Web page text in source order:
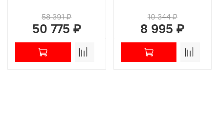
58 391 ₽
50 775 ₽
10 344 ₽
8 995 ₽